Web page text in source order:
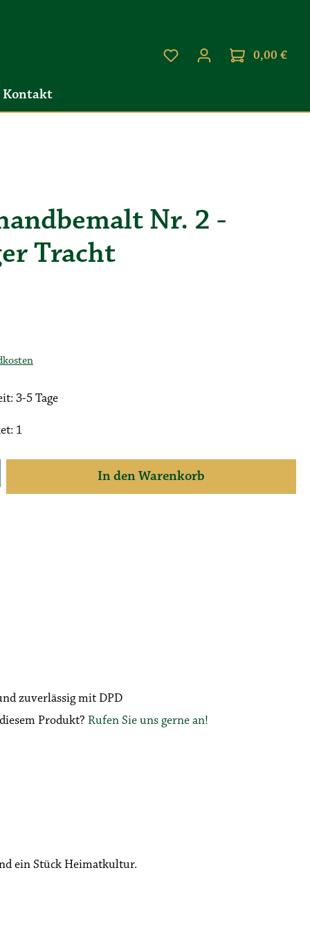
0,00 €
Kontakt
Nr. 2 -
Tracht
3-5 Tage
1
gewünschten Wert ein oder benutze
In den Warenkorb
zuverlässig mit DPD
Produkt? Rufen Sie uns gerne an!
ein Stück Heimatkultur.